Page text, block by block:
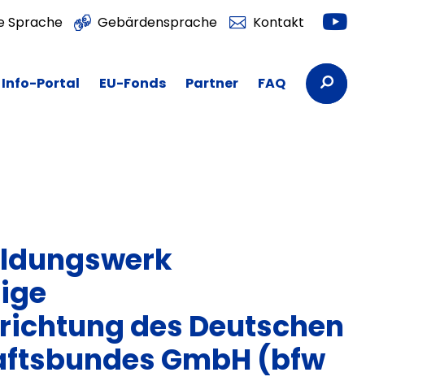
Sprache Gebärdensprache Kontakt Youtube
Info-Portal EU-Fonds Partner FAQ Suchbegriffe
des Deutschen
GmbH (bfw